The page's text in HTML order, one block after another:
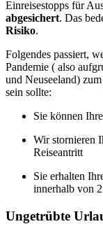
Einreisestopps für
abgesichert. Das
Risiko.
Folgendes passiert,
Pandemie ( also
und Neuseeland)
sein sollte:
Sie können
Wir stornieren
Reiseantritt
Sie erhalten
innerhalb von
Ungetrübte